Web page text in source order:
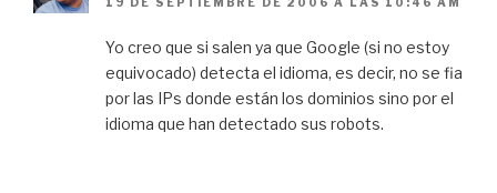
Yo creo que si salen ya que Google (si no estoy
equivocado) detecta el idioma, es decir, no se fia
por las IPs donde están los dominios sino por el
idioma que han detectado sus robots.